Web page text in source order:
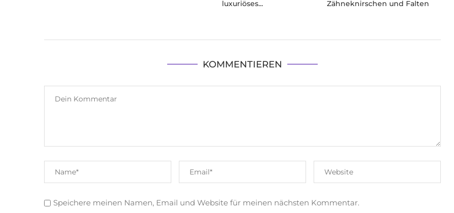
luxuriöses...
Zähneknirschen und Falten
KOMMENTIEREN
Speichere meinen Namen, Email und Website für meinen nächsten Kommentar.